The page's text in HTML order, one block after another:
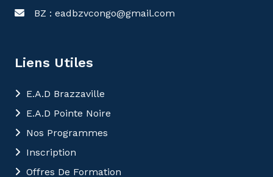
BZ : eadbzvcongo@gmail.com
Liens Utiles
E.A.D Brazzaville
E.A.D Pointe Noire
Nos Programmes
Inscription
Offres De Formation